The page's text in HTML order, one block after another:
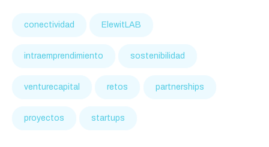
conectividad ElewitLAB
intraemprendimiento sostenibilidad
venturecapital retos partnerships
proyectos startups